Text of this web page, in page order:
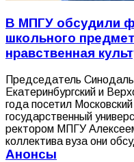
В МПГУ обсудили
школьного
нравственная
Председатель
Екатеринбургский и
года посетил Московский
государственный
ректором МПГУ
коллектива вуза они
Анонсы